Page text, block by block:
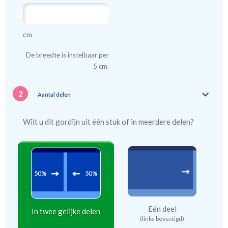
cm
De breedte is instelbaar per
5 cm.
2 Aantal delen
Wilt u dit gordijn uit één stuk of in meerdere delen?
In twee gelijke delen Eén deel
(links bevestigd)